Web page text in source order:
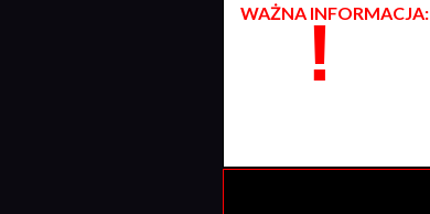
WAŻNA INFORMACJA:
!